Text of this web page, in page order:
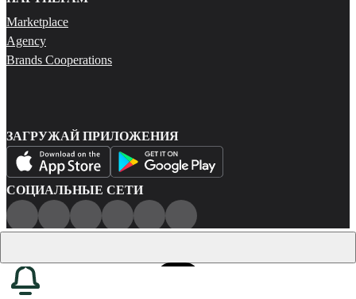
Marketplace
Agency
Brands Cooperations
ЗАГРУЖАЙ ПРИЛОЖЕНИЯ
СОЦИАЛЬНЫЕ СЕТИ
Политика конфиденциальности
Карта сайта
© 2026 Все права защищены